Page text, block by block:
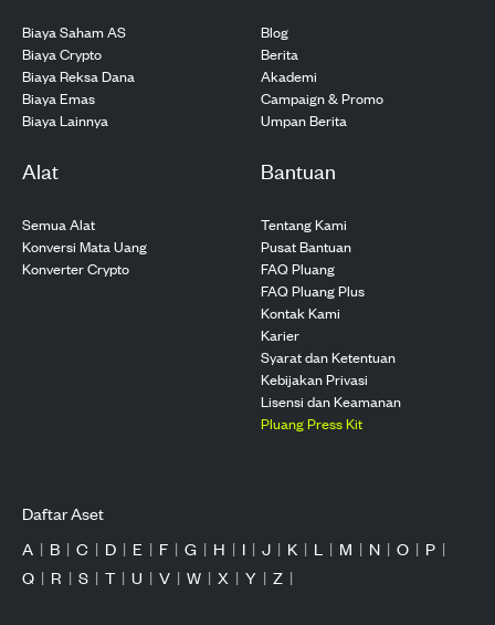
Biaya Saham AS
Biaya Crypto
Biaya Reksa Dana
Biaya Emas
Biaya Lainnya
Blog
Berita
Akademi
Campaign & Promo
Umpan Berita
Alat
Semua Alat
Konversi Mata Uang
Konverter Crypto
Bantuan
Tentang Kami
Pusat Bantuan
FAQ Pluang
FAQ Pluang Plus
Kontak Kami
Karier
Syarat dan Ketentuan
Kebijakan Privasi
Lisensi dan Keamanan
Pluang Press Kit
Daftar Aset
A | B | C | D | E | F | G | H | I | J | K | L | M | N | O | P |
Q | R | S | T | U | V | W | X | Y | Z |